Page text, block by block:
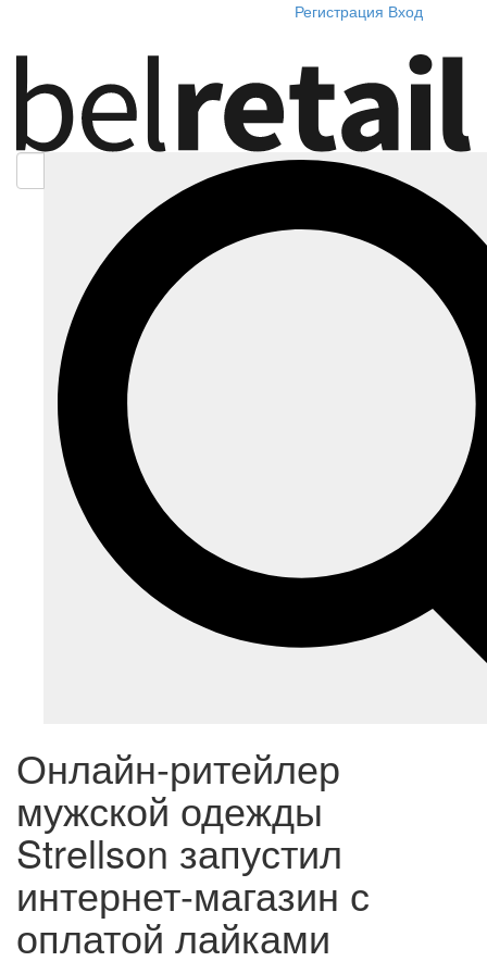
Регистрация Вход
Онлайн-ритейлер
мужской одежды
Strellson запустил
интернет-магазин с
оплатой лайками